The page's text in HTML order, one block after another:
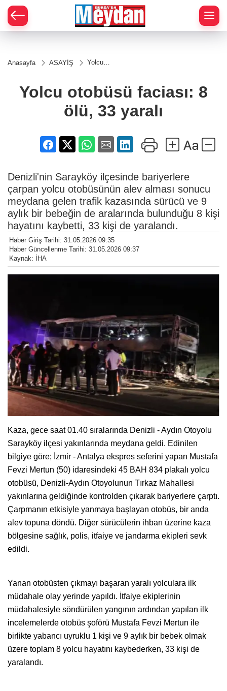
Anasayfa ASAYİŞ
Yolcu
8 ölü,
33
Yolcu otobüsü faciası: 8
ölü, 33 yaralı
Denizli'nin Sarayköy ilçesinde bariyerlere
çarpan yolcu otobüsünün alev alması sonucu
meydana gelen trafik kazasında sürücü ve 9
aylık bir bebeğin de aralarında bulunduğu 8 kişi
hayatını kaybetti, 33 kişi de yaralandı.
Haber Giriş Tarihi: 31.05.2026 09:35
Haber Güncellenme Tarihi: 31.05.2026 09:37
Kaynak: İHA
Kaza, gece saat 01.40 sıralarında Denizli - Aydın Otoyolu
Sarayköy ilçesi yakınlarında meydana geldi. Edinilen
bilgiye göre; İzmir - Antalya ekspres seferini yapan Mustafa
Fevzi Mertun (50) idaresindeki 45 BAH 834 plakalı yolcu
otobüsü, Denizli-Aydın Otoyolunun Tırkaz Mahallesi
yakınlarına geldiğinde kontrolden çıkarak bariyerlere çarptı.
Çarpmanın etkisiyle yanmaya başlayan otobüs, bir anda
alev topuna döndü. Diğer sürücülerin ihbarı üzerine kaza
bölgesine sağlık, polis, itfaiye ve jandarma ekipleri sevk
edildi.
Yanan otobüsten çıkmayı başaran yaralı yolculara ilk
müdahale olay yerinde yapıldı. İtfaiye ekiplerinin
müdahalesiyle söndürülen yangının ardından yapılan ilk
incelemelerde otobüs şoförü Mustafa Fevzi Mertun ile
birlikte yabancı uyruklu 1 kişi ve 9 aylık bir bebek olmak
üzere toplam 8 yolcu hayatını kaybederken, 33 kişi de
yaralandı.